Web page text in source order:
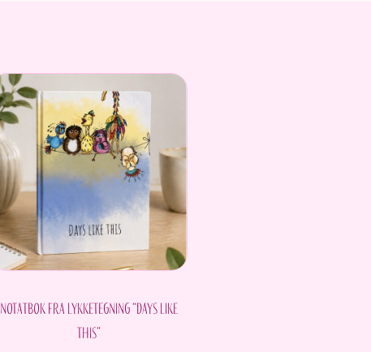
Notatbok fra Lykketegning “Days like
this”